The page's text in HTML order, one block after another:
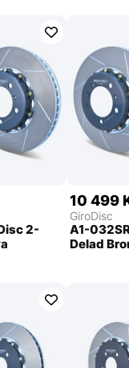
2-
10 499
GiroDisc
A1-
Delad